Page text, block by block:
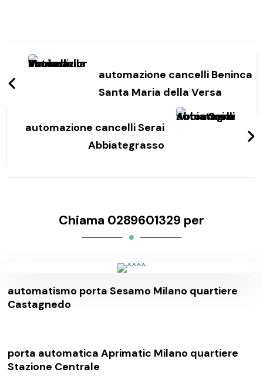
Navigazione
articoli
automazione cancelli Beninca
Santa Maria della Versa
automazione cancelli Serai
Abbiategrasso
Chiama 0289601329 per
automatismo porta Sesamo Milano quartiere
Castagnedo
porta automatica Aprimatic Milano quartiere
Stazione Centrale